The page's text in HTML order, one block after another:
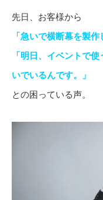
先日、お客様から
「急いで横断幕を製
「明日、イベントで
いでいるんです。」
との困っている声。